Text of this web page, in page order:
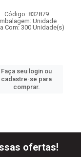
Código: 832879
Unidade
Com: 300 Unidade(s)
Faça seu login ou
cadastre-se para
comprar.
ofertas!